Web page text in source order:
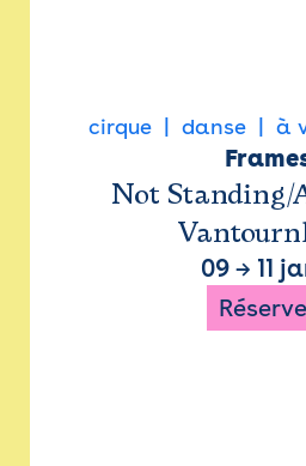
cirque danse à
Not Standing/
09→ 11